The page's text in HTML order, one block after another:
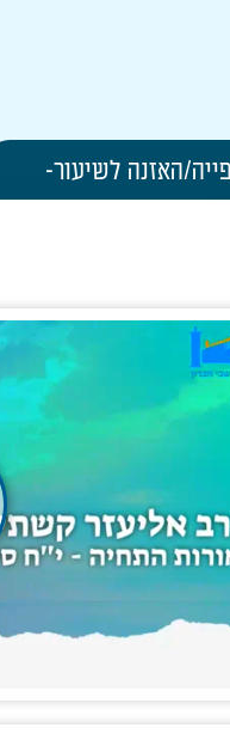
האזנה לשיעור-